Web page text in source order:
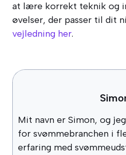
at lære korrekt teknik og
øvelser, der passer til dit
vejledning her.
Mit navn er Simon, og
for svømmebranchen i
erfaring med